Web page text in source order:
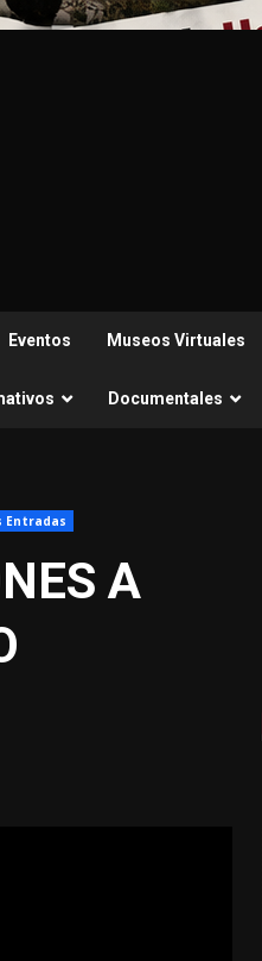
Eventos Museos Virtuales
Documentales
Entradas
A